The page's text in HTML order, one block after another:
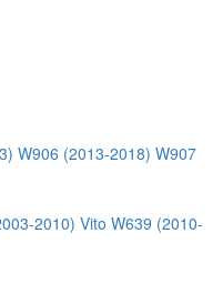
W906 (2013-2018) W907
2010) Vito W639 (2010-